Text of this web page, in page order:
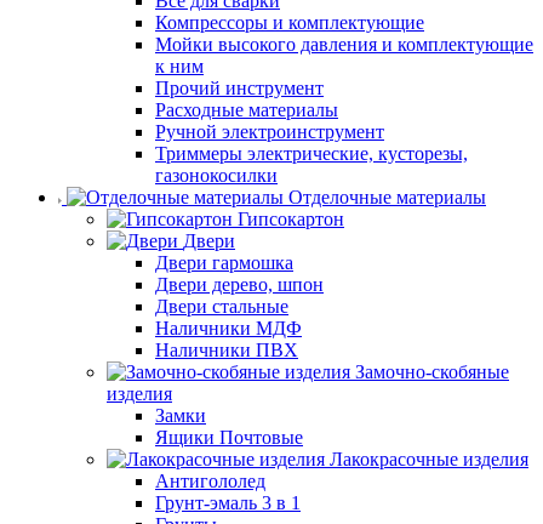
Компрессоры и комплектующие
Мойки высокого давления и комплектующие
к ним
Прочий инструмент
Расходные материалы
Ручной электроинструмент
Триммеры электрические, кусторезы,
газонокосилки
Отделочные материалы
Гипсокартон
Двери
Двери гармошка
Двери дерево, шпон
Двери стальные
Наличники МДФ
Наличники ПВХ
Замочно-скобяные
изделия
Замки
Ящики Почтовые
Лакокрасочные изделия
Антигололед
Грунт-эмаль 3 в 1